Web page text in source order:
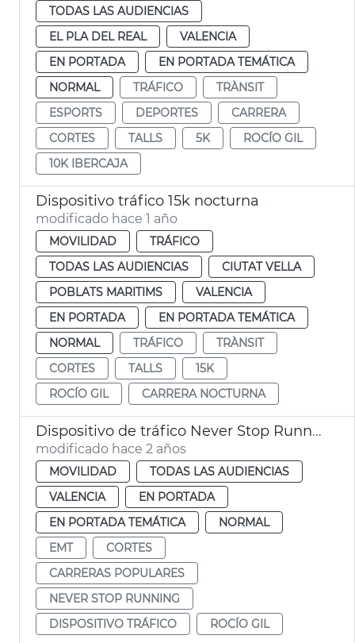
TODAS LAS AUDIENCIAS
EL PLA DEL REAL
VALENCIA
EN PORTADA
EN PORTADA TEMÁTICA
NORMAL
TRÁFICO
TRÀNSIT
ESPORTS
DEPORTES
CARRERA
CORTES
TALLS 5K
ROCÍO GIL
10K IBERCAJA
Dispositivo tráfico 15k nocturna
modificado hace 1 año
MOVILIDAD
TRÁFICO
TODAS LAS AUDIENCIAS
CIUTAT VELLA
POBLATS MARITIMS
VALENCIA
EN PORTADA
EN PORTADA TEMÁTICA
NORMAL
TRÁFICO
TRÀNSIT
CORTES
TALLS
15K
ROCÍO GIL
CARRERA NOCTURNA
Dispositivo de tráfico Never Stop Running
modificado hace 2 años
MOVILIDAD
TODAS LAS AUDIENCIAS
VALENCIA
EN PORTADA
EN PORTADA TEMÁTICA
NORMAL
EMT
CORTES
CARRERAS POPULARES
NEVER STOP RUNNING
DISPOSITIVO TRÁFICO
ROCÍO GIL